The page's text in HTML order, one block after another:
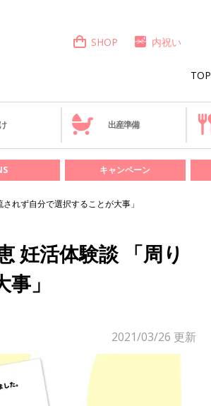
TOP
SHOP 内祝い
出産準備
キャンペーン
れず自分で選択することが大事」
妊活体験談 「周り
」
2021/03/26 更新